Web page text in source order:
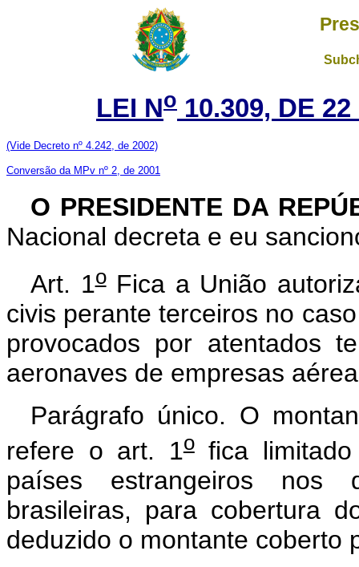
LEI No 10.309, DE
(Vide Decreto nº 4.242, de 2002)
Conversão da MPv nº 2, de 2001
O PRESIDENTE DA
Nacional decreta e eu
Art. 1oFica a União
civis perante terceiros no
provocados por atentados
aeronaves de empresas
Parágrafo único. O
refere o art. 1ofica limitado
países estrangeiros nos
brasileiras, para cobertura
deduzido o montante coberto